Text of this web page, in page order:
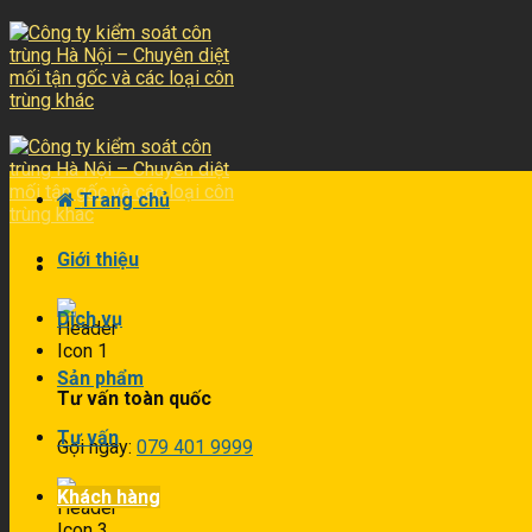
Skip
to
content
Tư vấn toàn quốc
Gọi ngay: 079 401 9999
Trang chủ
Giới thiệu
Dịch vụ
Sản phẩm
Tư vấn
Khách hàng